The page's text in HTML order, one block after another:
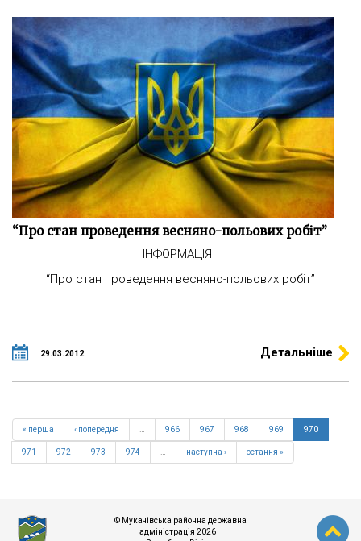
“Про стан проведення весняно-польових робіт”
ІНФОРМАЦІЯ
“Про стан проведення весняно-польових робіт”
29.03.2012 Детальніше
« перша ‹ попередня 966 967 968 969 970
971 972 973 974 наступна › остання »
© Мукачівська районна державна
адміністрація 2026